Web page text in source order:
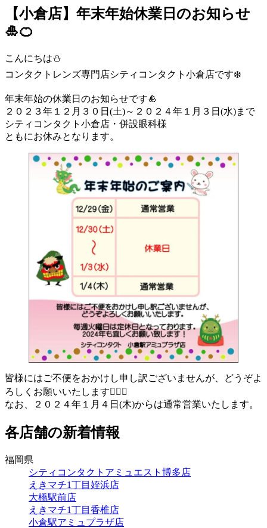
【小倉店】年末年始休業日のお知らせ
🎍🍊
こんにちは⛄
コンタクトレンズ専門店シティコンタクト小倉店です❄️
年末年始の休業日のお知らせです🎍
２０２３年１２月３０日(土)～２０２４年１月３日(水)まで
シティコンタクト小倉店・併設眼科様
ともにお休みとなります。
皆様にはご不便をおかけし申し訳ございませんが、どうぞよ
ろしくお願いいたします🙇🏻‍♀️
なお、２０２４年１月４日(木)からは通常営業いたします。
各店舗の新着情報
福岡県
シティコンタクトアミュエスト博多店
えきマチ1丁目姪浜店
大橋駅前店
えきマチ1丁目香椎店
小倉駅アミュプラザ店